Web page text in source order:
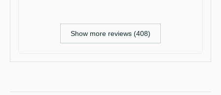
Show more reviews (408)